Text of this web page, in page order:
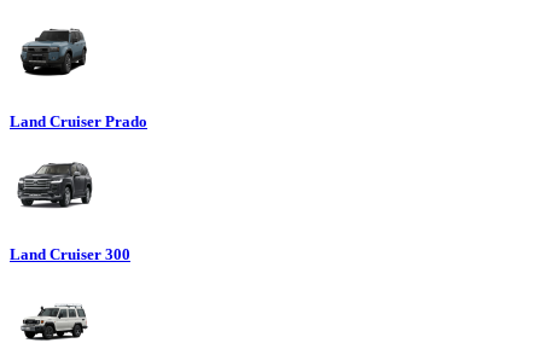
Land Cruiser Prado
Land Cruiser 300